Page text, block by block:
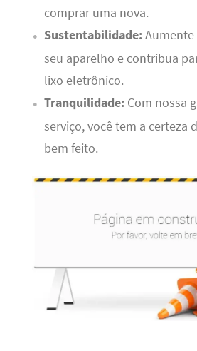
comprar uma nova.
Sustentabilidade:Aumente
seu aparelho e contribua
lixo eletrônico.
Tranquilidade:Com nossa
serviço, você tem a certeza
bem feito.